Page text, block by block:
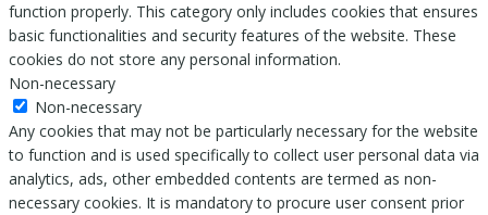
function properly. This category only includes cookies that ensures
basic functionalities and security features of the website. These
cookies do not store any personal information.
Non-necessary
Non-necessary
Any cookies that may not be particularly necessary for the website
to function and is used specifically to collect user personal data via
analytics, ads, other embedded contents are termed as non-
necessary cookies. It is mandatory to procure user consent prior